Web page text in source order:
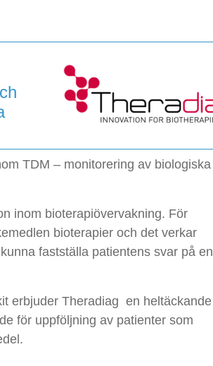
TDM – monitorering av biologiska
inom bioterapiövervakning. För
bioterapier och det verkar
fastställa patientens svar på en
erbjuder Theradiag en heltäckande
för uppföljning av patienter som